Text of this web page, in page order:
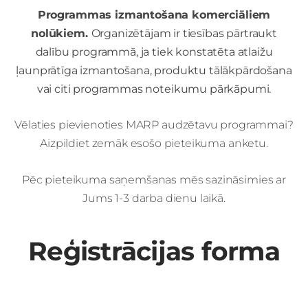
Programmas izmantošana komerciāliem
nolūkiem. Organizētājam ir tiesības pārtraukt
dalību programmā, ja tiek konstatēta atlaižu
ļaunprātīga izmantošana, produktu tālākpārdošana
vai citi programmas noteikumu pārkāpumi.
Vēlaties pievienoties MARP audzētavu programmai?
Aizpildiet zemāk esošo pieteikuma anketu.
Pēc pieteikuma saņemšanas mēs sazināsimies ar
Jums 1-3 darba dienu laikā.
Reģistrācijas forma